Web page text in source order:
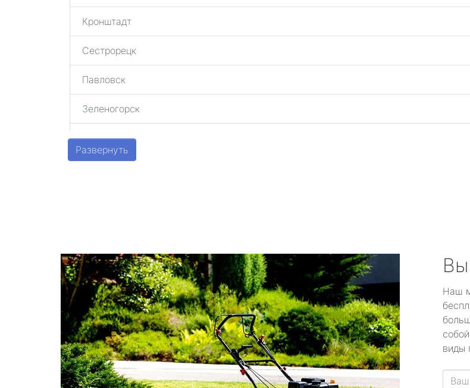
Кронштадт
Сестрорецк
Павловск
Зеленогорск
Шушары
Песочный
Понтонный
Левашово
Лисий Нос
Репино
Развернуть
Наш
виды